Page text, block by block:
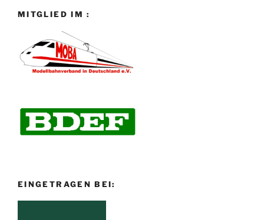
MITGLIED IM :
EINGETRAGEN BEI: